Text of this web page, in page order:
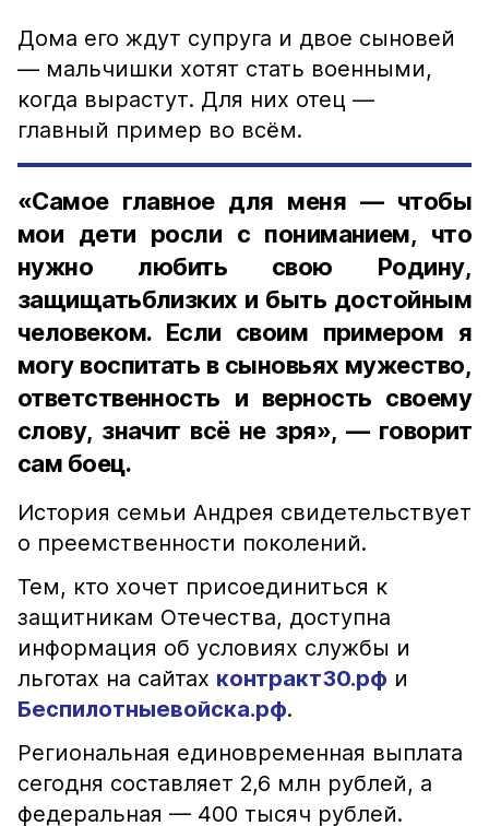
Дома его ждут супруга и двое сыновей
— мальчишки хотят стать военными,
когда вырастут. Для них отец —
главный пример во всём.
«Самое главное для меня — чтобы
мои дети росли с пониманием, что
нужно любить свою Родину,
защищатьблизких и быть достойным
человеком. Если своим примером я
могу воспитать в сыновьях мужество,
ответственность и верность своему
слову, значит всё не зря», — говорит
сам боец.
История семьи Андрея свидетельствует
о преемственности поколений.
Тем, кто хочет присоединиться к
защитникам Отечества, доступна
информация об условиях службы и
льготах на сайтах контракт30.рф и
Беспилотныевойска.рф.
Региональная единовременная выплата
сегодня составляет 2,6 млн рублей, а
федеральная — 400 тысяч рублей.